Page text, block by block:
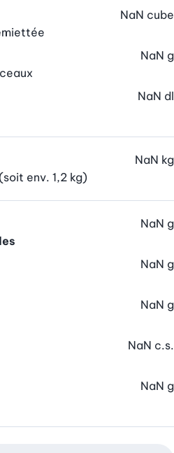
NaN cube
NaN g
NaN dl
env. 1,2 kg)
NaN kg
NaN g
NaN g
NaN g
NaN c.s.
NaN g